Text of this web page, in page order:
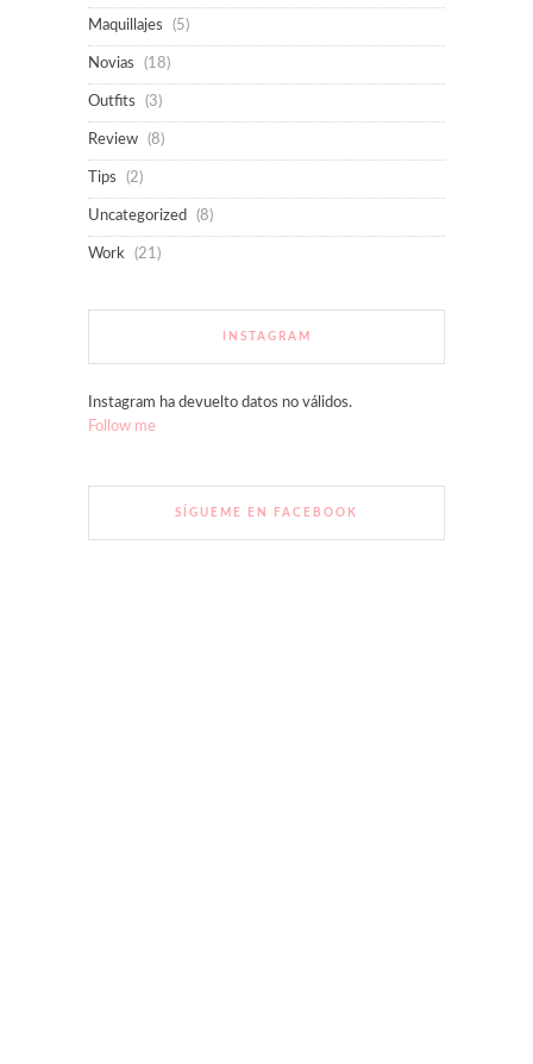
Maquillajes (5)
Novias (18)
Outfits (3)
Review (8)
Tips (2)
Uncategorized (8)
Work (21)
INSTAGRAM
Instagram ha devuelto datos no válidos.
Follow me
SÍGUEME EN FACEBOOK